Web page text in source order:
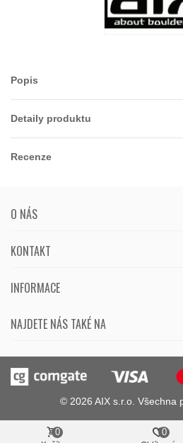
Popis
Detaily produktu
Recenze
O NÁS
KONTAKT
NAJDETE NÁS TAKÉ NA
INFORMACE
© 2026 AIX s.r.o. Všechna
0 0